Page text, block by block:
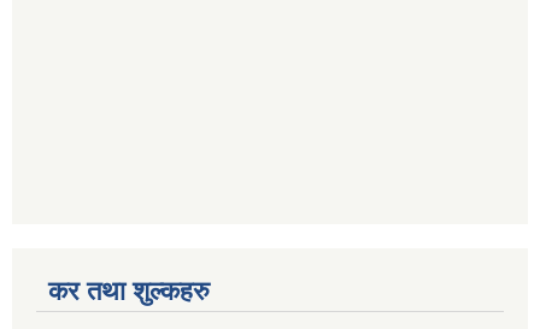
कर तथा शुल्कहरु